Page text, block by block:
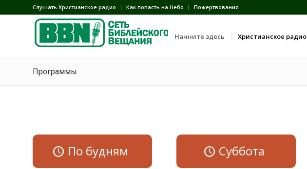
Слушать Христианское радио Как попасть на Небо Пожертвования
Начните здесь Христианское радио
Программы
По будням Суббота